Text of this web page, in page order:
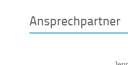
Ansprechpartner